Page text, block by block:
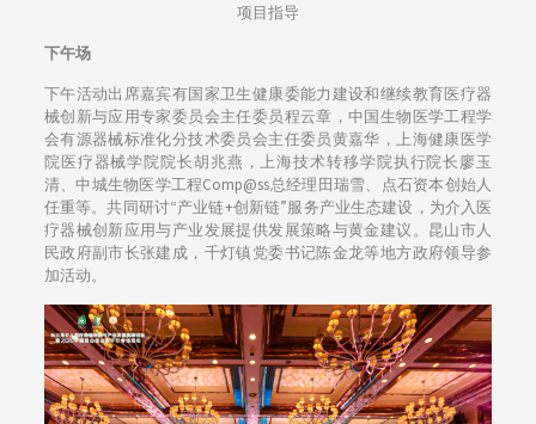
项目指导
下午场
下午活动出席嘉宾有国家卫生健康委能力建设和继续教育医疗器
械创新与应用专家委员会主任委员程云章，中国生物医学工程学
会有源器械标准化分技术委员会主任委员黄嘉华，上海健康医学
院医疗器械学院院长胡兆燕，上海技术转移学院执行院长廖玉
清、中城生物医学工程Comp@ss总经理田瑞雪、点石资本创始人
任重等。共同研讨“产业链+创新链”服务产业生态建设，为介入医
疗器械创新应用与产业发展提供发展策略与黄金建议。昆山市人
民政府副市长张建成，千灯镇党委书记陈金龙等地方政府领导参
加活动。